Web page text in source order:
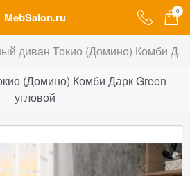
MebSalon.ru 0
диван Токио (Домино) Комби
(Домино) Комби Дарк Green
угловой